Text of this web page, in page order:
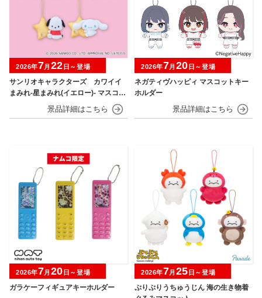
サンリオキャラクターズ カワイイ
まみれ-星まみれ(イエロー)- マスコッ
2026年7月 22 日～登場
ネガティヴハッピィ マスコットキー
ホルダー
2026年7月 20 日～登場
ガラケーフィギュアキーホルダー
2026年7月 20 日～登場
ぷりぷりうちゅうじん 海の生き物着
2026年7月 25 日～登場